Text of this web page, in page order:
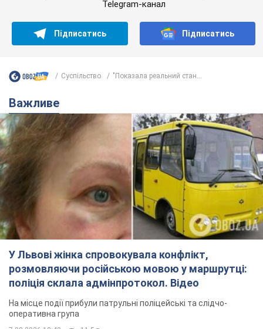
У Львові жінка спровокувала конфлікт,
розмовляючи російською мовою у маршрутці:
поліція склала адмінпротокол. Відео
На місце події прибули патрульні поліцейські та слідчо-
оперативна група
"Воюють, бо дурні": у Чернівцях
водій автобуса зневажив
українських військових і поплатився.
Відео
Водія звільнили після конфлікту з пасажирами
та образ військових
7.08.2026 15:47 9,7 т.
"Не слідкує за сексуальністю": у